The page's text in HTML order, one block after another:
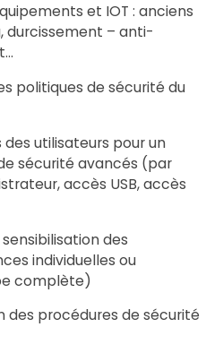
et IOT : anciens
durcissement – ​​anti-
politiques de sécurité du
des utilisateurs pour un
sécurité avancés (par
accès USB, accès
des
individuelles ou
complète)
des procédures de sécurité